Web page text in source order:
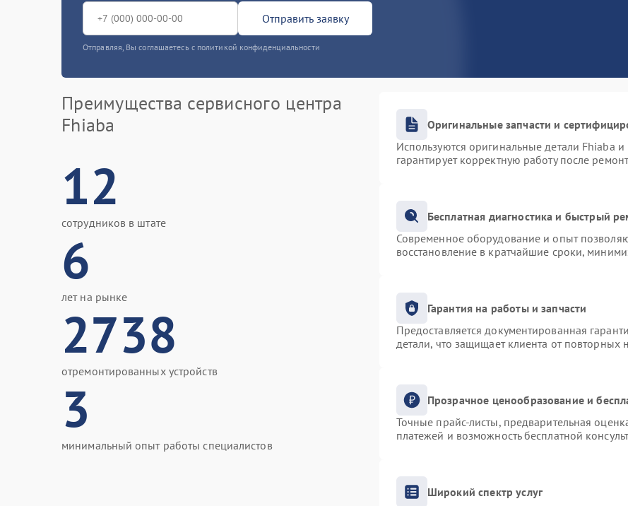
Отправить заявку
Отправляя, Вы соглашаетесь с политикой конфиденциальности
Преимущества сервисного центра
Fhiaba
12
сотрудников в штате
6
лет на рынке
2738
отремонтированных устройств
3
минимальный опыт работы специалистов
Оригинальные запчасти и
Используются оригинальные детали Fhiaba
гарантирует корректную работу после
Бесплатная диагностика и быстрый
Современное оборудование и опыт
восстановление в кратчайшие сроки,
Гарантия на работы и запчасти
Предоставляется документированная
детали, что защищает клиента от повторных
Прозрачное ценообразование и
Точные прайс-листы, предварительная
платежей и возможность бесплатной
Широкий спектр услуг